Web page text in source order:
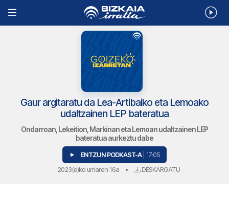
Gaur argitaratu da Lea-Artibaiko eta Lemoako
udaltzainen LEP bateratua
Ondarroan, Lekeition, Markinan eta Lemoan udaltzainen LEP
bateratua aurkeztu dabe
ENTZUN PODKAST-A | 17:05
2023(e)ko urriaren 16a • DESKARGATU